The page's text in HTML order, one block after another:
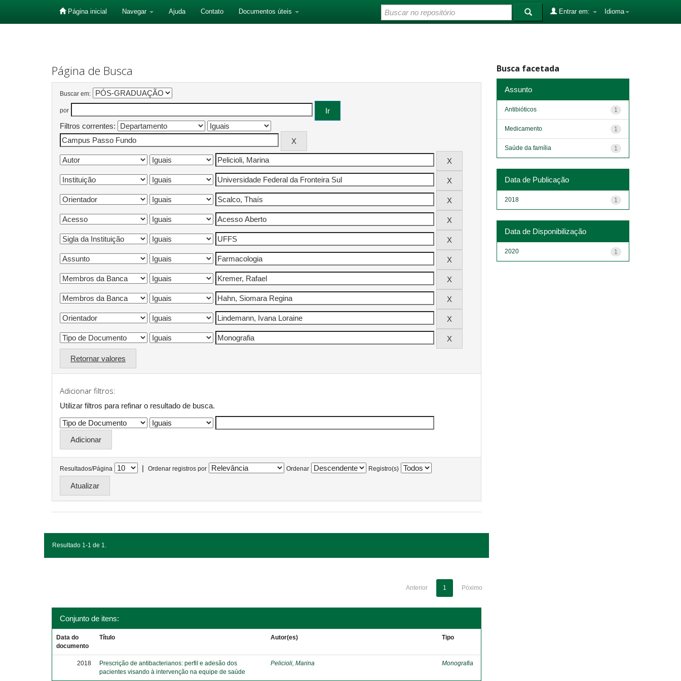
Página inicial Navegar Ajuda Contato Documentos úteis Idioma
Entrar em:
Página de Busca
Buscar em:
por
Filtros correntes:
Retornar valores
Adicionar filtros:
Utilizar filtros para refinar o resultado de busca.
Resultados/Página | Ordenar registros por Ordenar Registro(s)
Resultado 1-1 de 1.
Anterior 1 Póximo
Conjunto de itens:
Data do
documento
Título Autor(es) Tipo
2018
Prescrição de antibacterianos: perfil e adesão dos
pacientes visando à intervenção na equipe de saúde
Pelicioli, Marina Monografia
Busca facetada
Assunto
1
Antibióticos
1
Medicamento
1
Saúde da família
Data de Publicação
1
2018
Data de Disponibilização
1
2020